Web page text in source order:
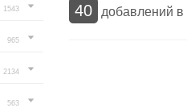
1543
965
2134
563
40 добавлений в